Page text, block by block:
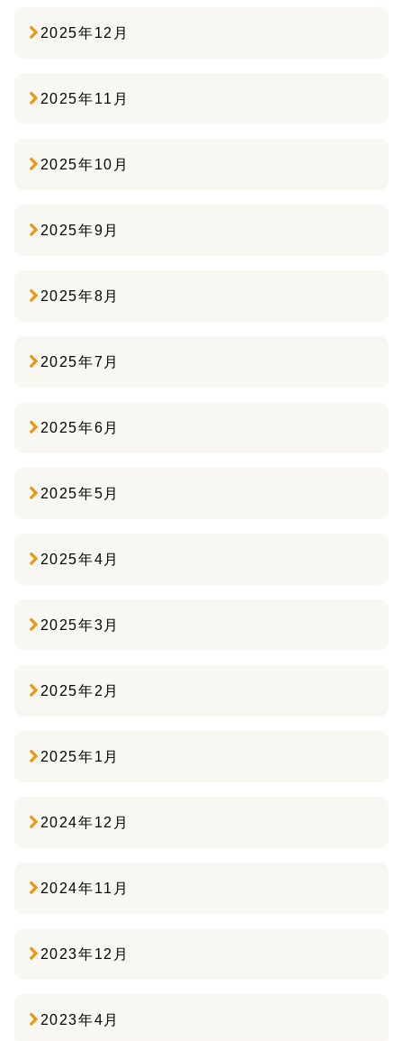
2025年12月
2025年11月
2025年10月
2025年9月
2025年8月
2025年7月
2025年6月
2025年5月
2025年4月
2025年3月
2025年2月
2025年1月
2024年12月
2024年11月
2023年12月
2023年4月